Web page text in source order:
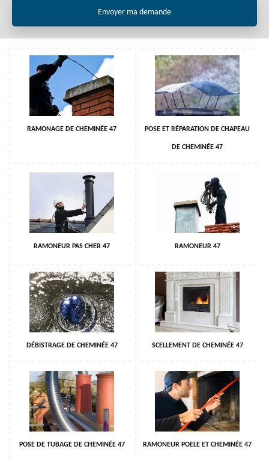
RAMONAGE DE CHEMINÉE 47 POSE ET RÉPARATION DE CHAPEAU
DE CHEMINÉE 47
RAMONEUR PAS CHER 47 RAMONEUR 47
DÉBISTRAGE DE CHEMINÉE 47 SCELLEMENT DE CHEMINÉE 47
POSE DE TUBAGE DE CHEMINÉE 47 RAMONEUR POELE ET CHEMINÉE 47